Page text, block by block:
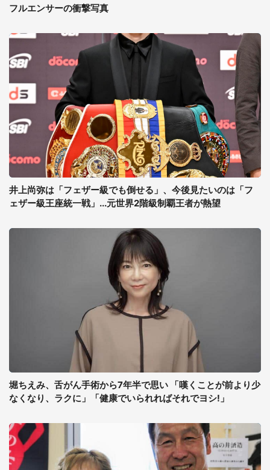
フルエンサーの衝撃写真
井上尚弥は「フェザー級でも倒せる」、今後見たいのは「フ
ェザー級王座統一戦」...元世界2階級制覇王者が熱望
堀ちえみ、舌がん手術から7年半で思い 「嘆くことが前より少
なくなり、ラクに」「健康でいられればそれでヨシ!」